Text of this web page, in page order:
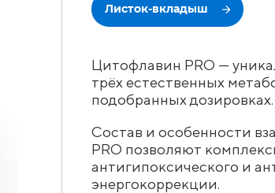
Листок-вкладыш
Цитофлавин PRO —
трёх естественных
подобранных дозировках.
Состав и особенности
PRO позволяют
антигипоксического и
энергокоррекции.